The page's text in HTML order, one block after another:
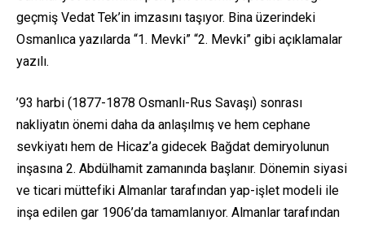
geçmiş Vedat Tek’in imzasını taşıyor. Bina üzerindeki
Osmanlıca yazılarda “1. Mevki” “2. Mevki” gibi açıklamalar
yazılı.
’93 harbi (1877-1878 Osmanlı-Rus Savaşı) sonrası
nakliyatın önemi daha da anlaşılmış ve hem cephane
sevkiyatı hem de Hicaz’a gidecek Bağdat demiryolunun
inşasına 2. Abdülhamit zamanında başlanır. Dönemin siyasi
ve ticari müttefiki Almanlar tarafından yap-işlet modeli ile
inşa edilen gar 1906’da tamamlanıyor. Almanlar tarafından